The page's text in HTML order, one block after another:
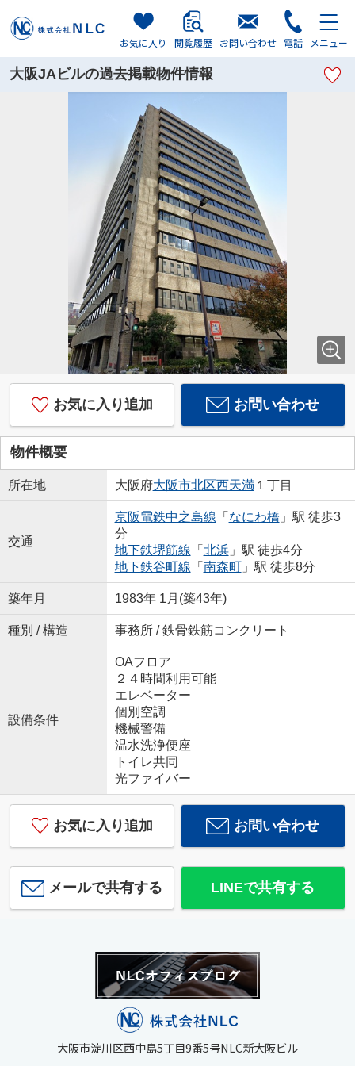
お気に入り 閲覧履歴 お問い合わせ 電話 メニュー
大阪JAビルの過去掲載物件情報
お気に入り追加 お問い合わせ
物件概要
所在地 大阪府大阪市北区西天満１丁目
交通
京阪電鉄中之島線 「 なにわ橋 」駅 徒歩3
分
地下鉄堺筋線 「 北浜」駅 徒歩4分
地下鉄谷町線 「 南森町」駅 徒歩8分
築年月 1983年 1月(築43年)
種別 / 構造 事務所 / 鉄骨鉄筋コンクリート
設備条件
OAフロア
２４時間利用可能
エレベーター
個別空調
機械警備
温水洗浄便座
トイレ共同
光ファイバー
お気に入り追加 お問い合わせ
メールで共有する LINEで共有する
大阪市淀川区西中島5丁目9番5号NLC新大阪ビル